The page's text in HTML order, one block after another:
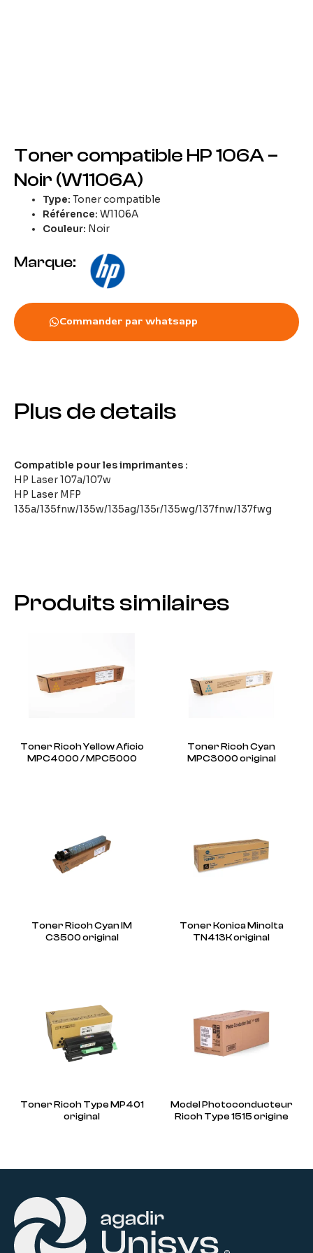
Toner compatible HP 106A –
Noir (W1106A)
Type: Toner compatible
Référence: W1106A
Couleur: Noir
Marque:
Commander par whatsapp
Plus de details
Compatible pour les imprimantes :
HP Laser 107a/107w
HP Laser MFP
135a/135fnw/135w/135ag/135г/135wg/137fnw/137fwg
Produits similaires
Toner Ricoh Yellow Aficio
MPC4000 / MPC5000
Toner Ricoh Cyan
MPC3000 original
Toner Ricoh Cyan IM
C3500 original
Toner Konica Minolta
TN413K original
Toner Ricoh Type MP401
original
Model Photoconducteur
Ricoh Type 1515 origine